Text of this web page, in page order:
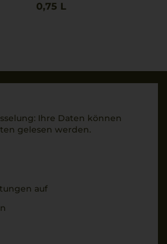
0,75 L
Brennwert
0 g
davon gesättigte
davon Zucker: 2,5 g
Ihre Daten können
gelesen werden.
auf